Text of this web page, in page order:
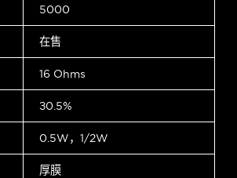
5000
在售
16 Ohms
±0.5%
0.5W，1/2W
厚膜